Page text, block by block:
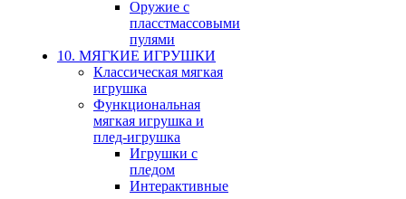
Оружие с
пласстмассовыми
пулями
10. МЯГКИЕ ИГРУШКИ
Классическая мягкая
игрушка
Функциональная
мягкая игрушка и
плед-игрушка
Игрушки с
пледом
Интерактивные